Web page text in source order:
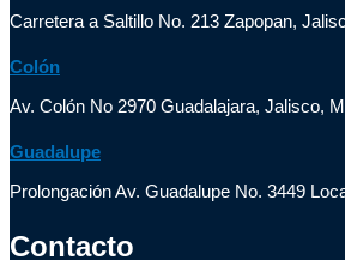
Carretera a Saltillo No. 213 Zapopan,
Colón
Av. Colón No 2970 Guadalajara, Jalisco,
Guadalupe
Prolongación Av. Guadalupe No. 3449
Contacto